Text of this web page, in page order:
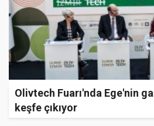
Olivtech Fuarı'nda Ege'nin
keşfe çıkıyor